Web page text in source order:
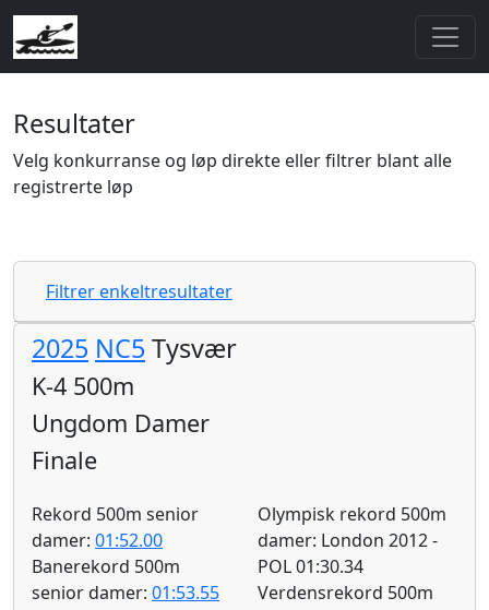
Resultater
Velg konkurranse og løp direkte eller filtrer blant alle
registrerte løp
Filtrer enkeltresultater
2025 NC5 Tysvær
K-4 500m
Ungdom Damer
Finale
Rekord 500m senior
damer: 01:52.00
Banerekord 500m
senior damer: 01:53.55
Olympisk rekord 500m
damer: London 2012 -
POL 01:30.34
Verdensrekord 500m